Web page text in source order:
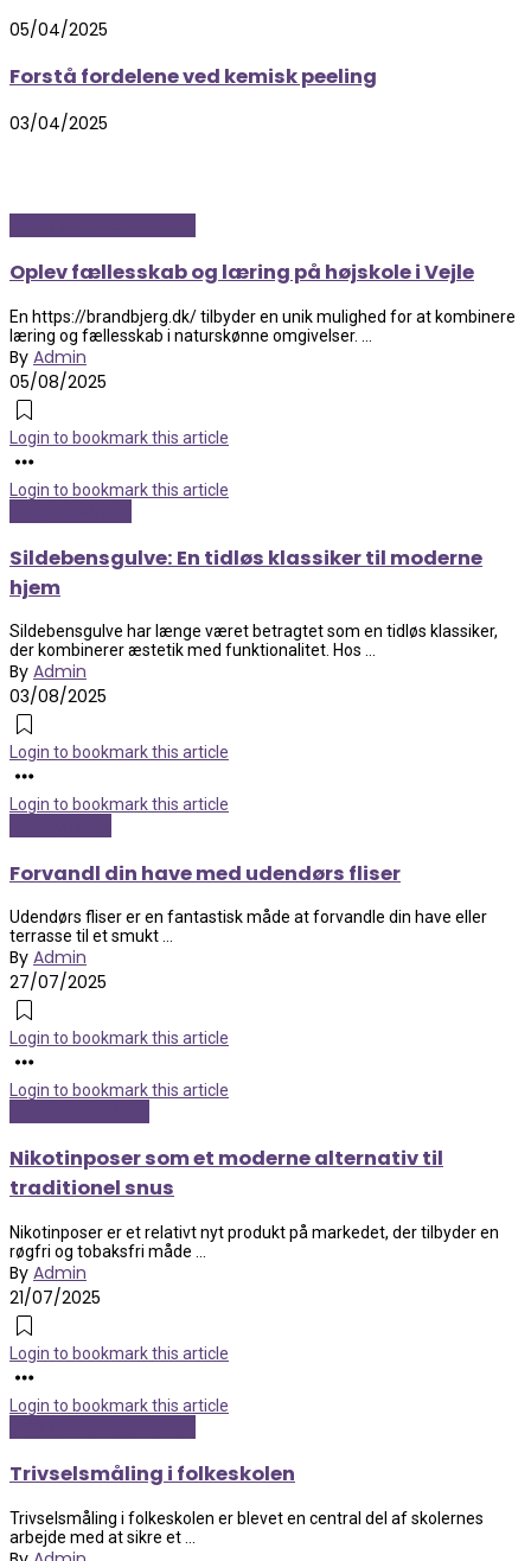
05/04/2025
Forstå fordelene ved kemisk peeling
03/04/2025
Oplev fællesskab og læring på højskole i Vejle
En https://brandbjerg.dk/ tilbyder en unik mulighed for at kombinere
læring og fællesskab i naturskønne omgivelser. ...
By Admin
05/08/2025
Login to bookmark this article
Login to bookmark this article
Sildebensgulve: En tidløs klassiker til moderne
hjem
Sildebensgulve har længe været betragtet som en tidløs klassiker,
der kombinerer æstetik med funktionalitet. Hos ...
By Admin
03/08/2025
Login to bookmark this article
Login to bookmark this article
Forvandl din have med udendørs fliser
Udendørs fliser er en fantastisk måde at forvandle din have eller
terrasse til et smukt ...
By Admin
27/07/2025
Login to bookmark this article
Login to bookmark this article
Nikotinposer som et moderne alternativ til
traditionel snus
Nikotinposer er et relativt nyt produkt på markedet, der tilbyder en
røgfri og tobaksfri måde ...
By Admin
21/07/2025
Login to bookmark this article
Login to bookmark this article
Trivselsmåling i folkeskolen
Trivselsmåling i folkeskolen er blevet en central del af skolernes
arbejde med at sikre et ...